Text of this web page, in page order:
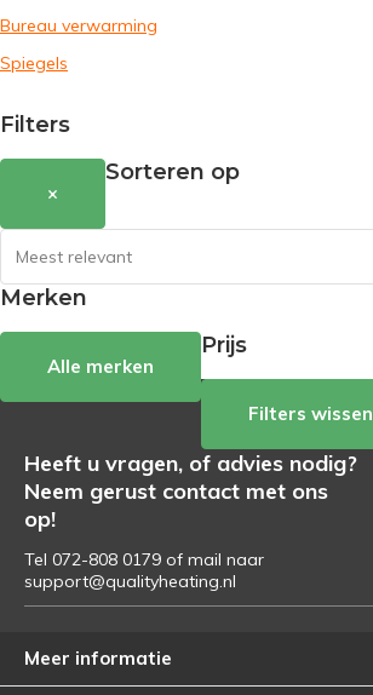
Bureau verwarming
Spiegels
Filters
×
Sorteren op
Merken
Alle merken
Prijs
Filters wissen
Heeft u vragen, of advies nodig?
Neem gerust contact met ons
op!
Tel 072-808 0179 of mail naar
support@qualityheating.nl
Meer informatie